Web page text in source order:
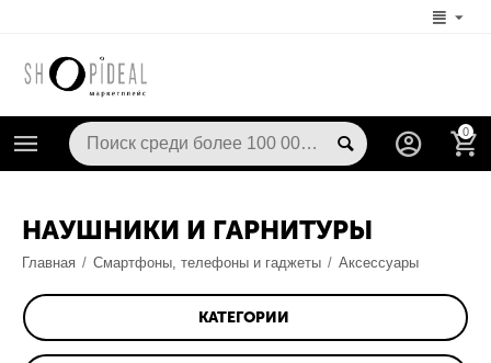
0
НАУШНИКИ И ГАРНИТУРЫ
Главная / Смартфоны, телефоны и гаджеты / Аксессуары
КАТЕГОРИИ